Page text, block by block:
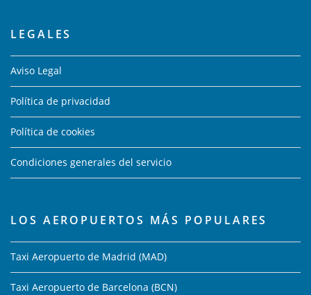
LEGALES
Aviso Legal
Política de privacidad
Política de cookies
Condiciones generales del servicio
LOS AEROPUERTOS MÁS POPULARES
Taxi Aeropuerto de Madrid (MAD)
Taxi Aeropuerto de Barcelona (BCN)